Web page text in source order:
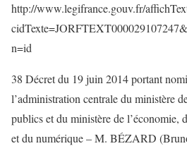
http://www.legifrance.gouv.fr/
n=id
38 Décret du 19 juin 2014 portant
l’administration centrale du ministère
publics et du ministère de l’économie,
et du numérique – M. BÉZARD